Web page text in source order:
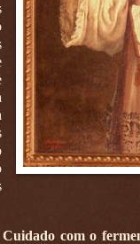
com o